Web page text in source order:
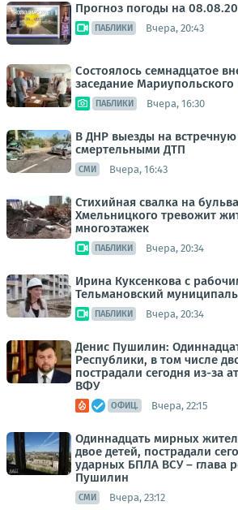
Прогноз погоды на
ПАБЛИКИ Вчера, 20:43
Состоялось семнадцатое
заседание Мариупольского
ПАБЛИКИ Вчера, 16:30
В ДНР выезды на
смертельными ДТП
СМИ Вчера, 16:43
Стихийная свалка на
Хмельницкого тревожит
многоэтажек
ПАБЛИКИ Вчера, 20:34
Ирина Куксенкова с
Тельмановский
ПАБЛИКИ Вчера, 20:34
Денис Пушилин:
Республики, в том числе
пострадали сегодня из-за
ВФУ
ОФИЦ. Вчера, 22:15
Одиннадцать мирных
двое детей, пострадали
ударных БПЛА ВСУ – глава
Пушилин
СМИ Вчера, 23:12